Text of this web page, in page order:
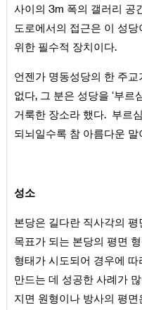
사이의 3m 폭의 갤러리 공
도로에서의 접근은 이 성
위한 필수적 장치이다.
언젠가 명동성당의 한 주
없다, 그 분은 성당을 ‘부르
거룩한 장소라 했다. 부르
되뇌일수록 참 아름다운 말
성소
본당은 길다란 직사각의 평
목표가 되는 본당의 평면
형태가 시도되어 경우에
만드는 데 성공한 사례가
지면 원형이나 방사의 평